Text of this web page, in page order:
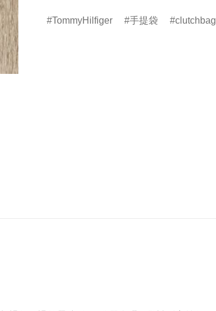
TommyHilfiger 手提袋 clutchbag